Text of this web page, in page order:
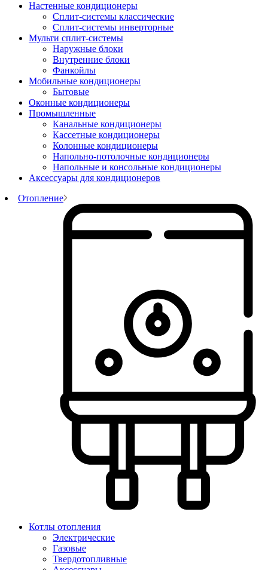
Настенные кондиционеры
Сплит-системы классические
Сплит-системы инверторные
Мульти сплит-системы
Наружные блоки
Внутренние блоки
Фанкойлы
Мобильные кондиционеры
Бытовые
Оконные кондиционеры
Промышленные
Канальные кондиционеры
Кассетные кондиционеры
Колонные кондиционеры
Напольно-потолочные кондиционеры
Напольные и консольные кондиционеры
Аксессуары для кондиционеров
Отопление
Котлы отопления
Электрические
Газовые
Твердотопливные